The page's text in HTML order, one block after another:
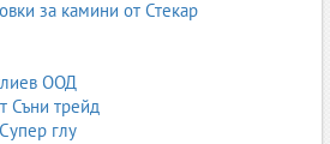
за камини от Стекар
ООД
Съни трейд
глу